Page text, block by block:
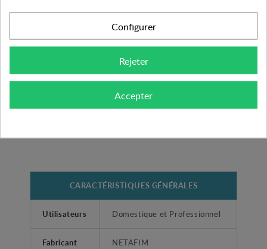
l/h à chaque goutteur, sur terrain plat et à une pression
d’entrer de 1,8 bars vous pourrez installer une longueur
maximum de 200 mètres de ce tuyau. Également, sont
épaisseur de 1.20 mm le rend plus résistant aux
contraintes que la plupart des tuyaux goutte à goutte.
se tuyau incontournable pour l’arrosage de vos haies,
CARACTÉRISTIQUES GÉNÉRALES
Utilisateurs Domestique et Professionnel
Fabricant NETAFIM
Configurer
Rejeter
Accepter